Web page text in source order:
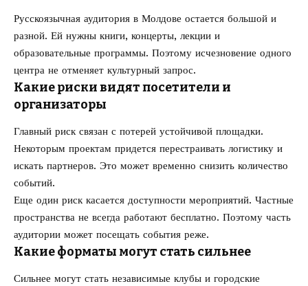
Русскоязычная аудитория в Молдове остается большой и
разной. Ей нужны книги, концерты, лекции и
образовательные программы. Поэтому исчезновение одного
центра не отменяет культурный запрос.
Какие риски видят посетители и
организаторы
Главный риск связан с потерей устойчивой площадки.
Некоторым проектам придется перестраивать логистику и
искать партнеров. Это может временно снизить количество
событий.
Еще один риск касается доступности мероприятий. Частные
пространства не всегда работают бесплатно. Поэтому часть
аудитории может посещать события реже.
Какие форматы могут стать сильнее
Сильнее могут стать независимые клубы и городские